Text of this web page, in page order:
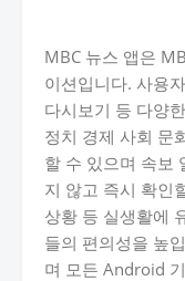
MBC 뉴스 앱은
이션입니다. 사용
다시보기 등 다양
정치 경제 사회 문
할 수 있으며 속보
지 않고 즉시 확인
상황 등 실생활에
들의 편의성을 높
며 모든 Android